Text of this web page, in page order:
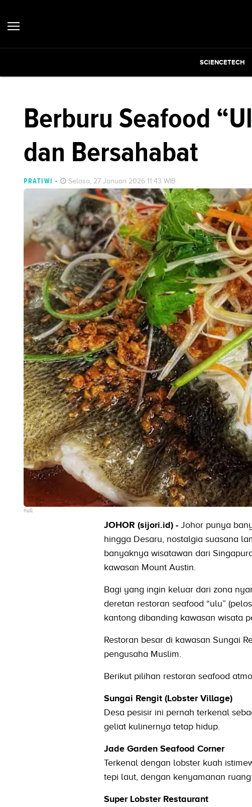
SCIENCETECH
Berburu Seafood
dan Bersahabat
PRATIWI - Selasa, 27 Januari 2026 11:43 WIB
null
JOHOR (sijori.id) - Johor punya
hingga Desaru, nostalgia suasana
banyaknya wisatawan dari
kawasan Mount Austin.
Bagi yang ingin keluar dari zona
deretan restoran seafood “ulu”
kantong dibanding kawasan wisata
Restoran besar di kawasan Sungai
pengusaha Muslim.
Berikut pilihan restoran seafood
Sungai Rengit (Lobster Village)
Desa pesisir ini pernah terkenal
geliat kulinernya tetap hidup.
Jade Garden Seafood Corner
Terkenal dengan lobster kuah
tepi laut, dengan kenyamanan ruang
Super Lobster Restaurant